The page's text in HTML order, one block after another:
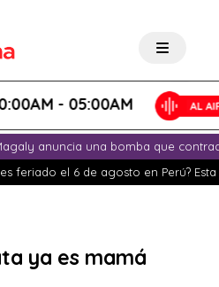
- 05:00AM
anuncia una bomba que
feriado el 6 de agosto en Perú?
ya es mamá